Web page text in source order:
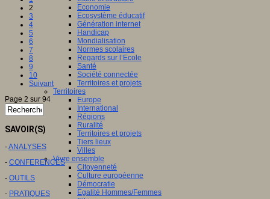
Economie
Ecosystème éducatif
Génération internet
Handicap
Mondialisation
Normes scolaires
Regards sur l’Ecole
Santé
Société connectée
Territoires et projets
Territoires
Europe
International
Régions
Ruralité
Territoires et projets
Tiers lieux
Villes
Vivre ensemble
Citoyenneté
Culture européenne
Démocratie
Egalité Hommes/Femmes
2
3
4
5
6
7
8
9
10
Suivant
Page 2 sur 94
SAVOIR(S)
-ANALYSES
- CONFERENCES
- OUTILS
- PRATIQUES